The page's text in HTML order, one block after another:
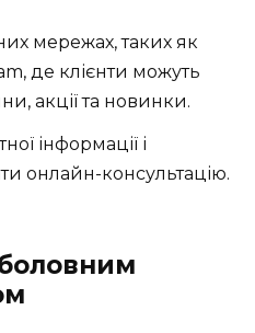
мережах, таких як
де клієнти можуть
акції та новинки.
інформації і
онлайн-консультацію.